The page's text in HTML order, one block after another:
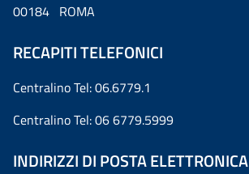
00184 ROMA
RECAPITI TELEFONICI
Centralino Tel: 06.6779.1
Centralino Tel: 06 6779.5999
INDIRIZZI DI POSTA ELETTRONICA